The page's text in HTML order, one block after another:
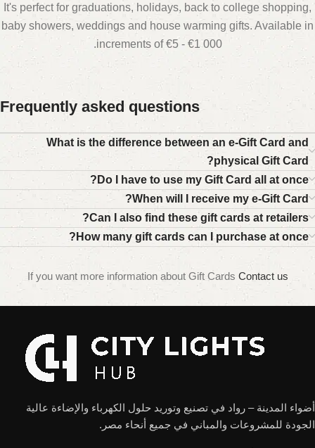
It's perfect for graduations, holidays, back to college shopping,
baby showers, weddings and house warming gifts. Available in
increments of €5 - €1 000.
Frequently asked questions
What is the difference between an e-Gift Card and
physical Gift Card?
Do I have to use my Gift Card all at once?
When will I receive my e-Gift Card?
Can I also find these gift cards at retailers?
How many gift cards can I purchase at once?
If you want more information about Gift Cards Contact us
أضواء المدينة – رواد في تصنيع وتوريد حلول الكهرباء والإضاءة عالية
الجودة للمشروعات والمباني في جميع أنحاء مصر.